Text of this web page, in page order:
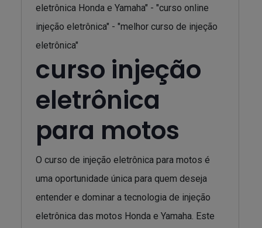
eletrônica Honda e Yamaha" - "curso online
injeção eletrônica" - "melhor curso de injeção
eletrônica"
curso injeção
eletrônica
para motos
O curso de injeção eletrônica para motos é
uma oportunidade única para quem deseja
entender e dominar a tecnologia de injeção
eletrônica das motos Honda e Yamaha. Este